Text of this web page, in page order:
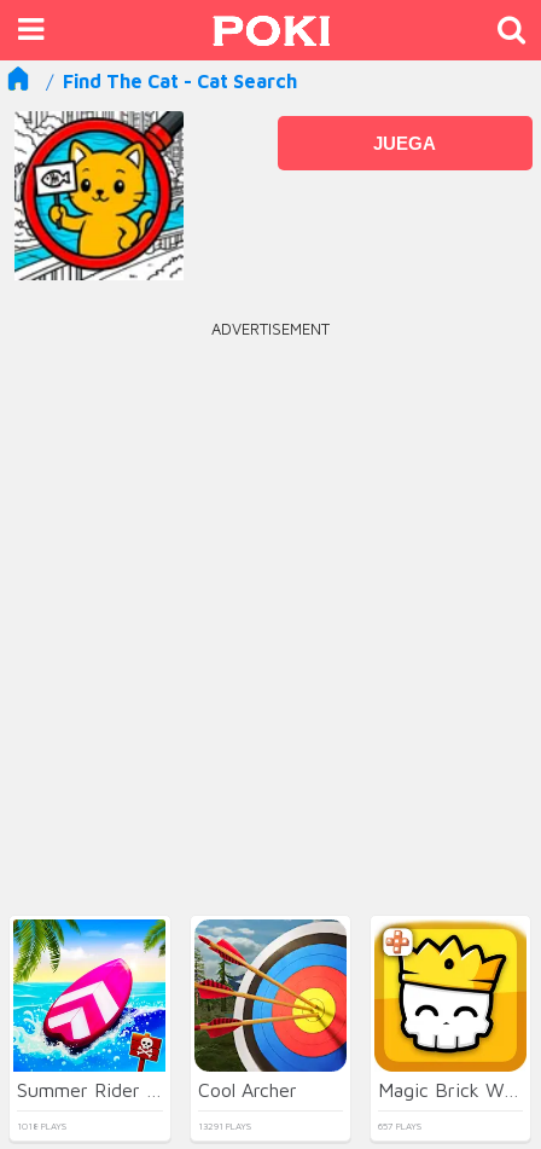
Find The Cat - Cat Search
JUEGA
ADVERTISEMENT
1018 PLAYS
Cool Archer
13291 PLAYS
Magic Brick Wars
657 PLAYS